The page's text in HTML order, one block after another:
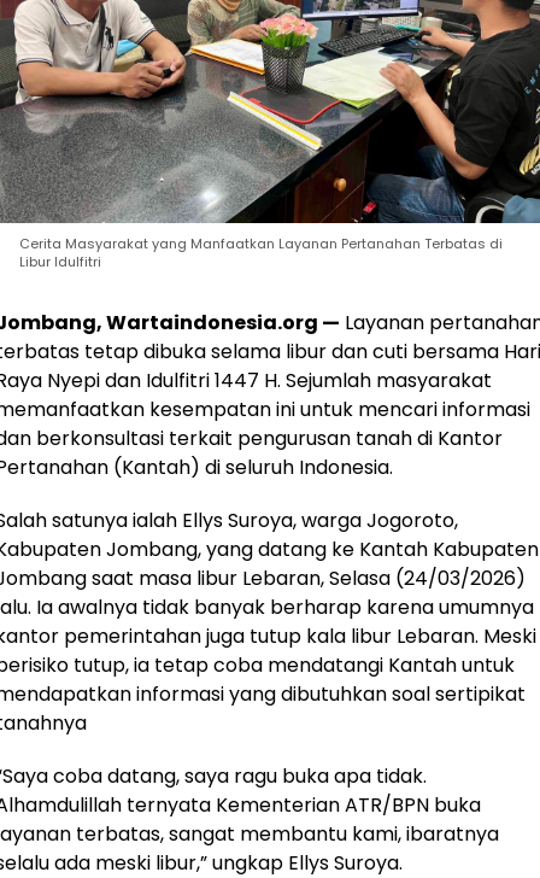
Cerita Masyarakat yang Manfaatkan Layanan Pertanahan Terbatas di
Libur Idulfitri
Wartaindonesia.org — Layanan
tetap dibuka selama libur dan cuti bersama Hari
Nyepi dan Idulfitri 1447 H. Sejumlah masyarakat
kesempatan ini untuk mencari informasi
berkonsultasi terkait pengurusan tanah di Kantor
(Kantah) di seluruh Indonesia.
satunya ialah Ellys Suroya, warga Jogoroto,
Jombang, yang datang ke Kantah Kabupaten
saat masa libur Lebaran, Selasa (24/03/2026)
Ia awalnya tidak banyak berharap karena umumnya
pemerintahan juga tutup kala libur Lebaran. Meski
tutup, ia tetap coba mendatangi Kantah untuk
informasi yang dibutuhkan soal sertipikat
coba datang, saya ragu buka apa tidak.
ternyata Kementerian ATR/BPN buka
terbatas, sangat membantu kami, ibaratnya
ada meski libur,” ungkap Ellys Suroya.